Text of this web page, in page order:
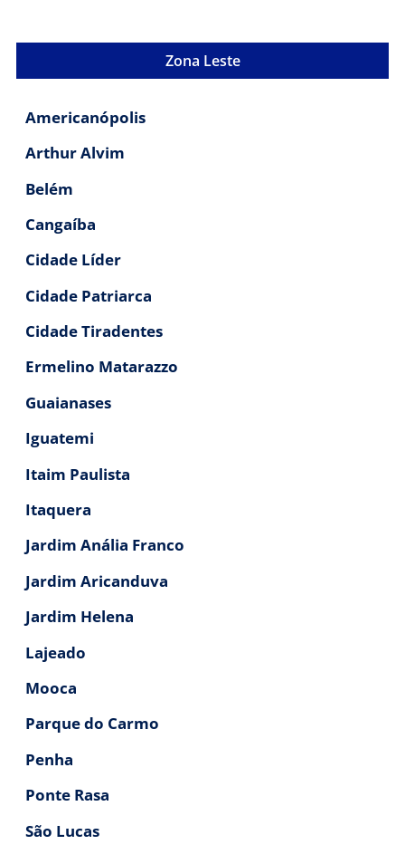
Zona Leste
Americanópolis
Arthur Alvim
Belém
Cangaíba
Cidade Líder
Cidade Patriarca
Cidade Tiradentes
Ermelino Matarazzo
Guaianases
Iguatemi
Itaim Paulista
Itaquera
Jardim Anália Franco
Jardim Aricanduva
Jardim Helena
Lajeado
Mooca
Parque do Carmo
Penha
Ponte Rasa
São Lucas